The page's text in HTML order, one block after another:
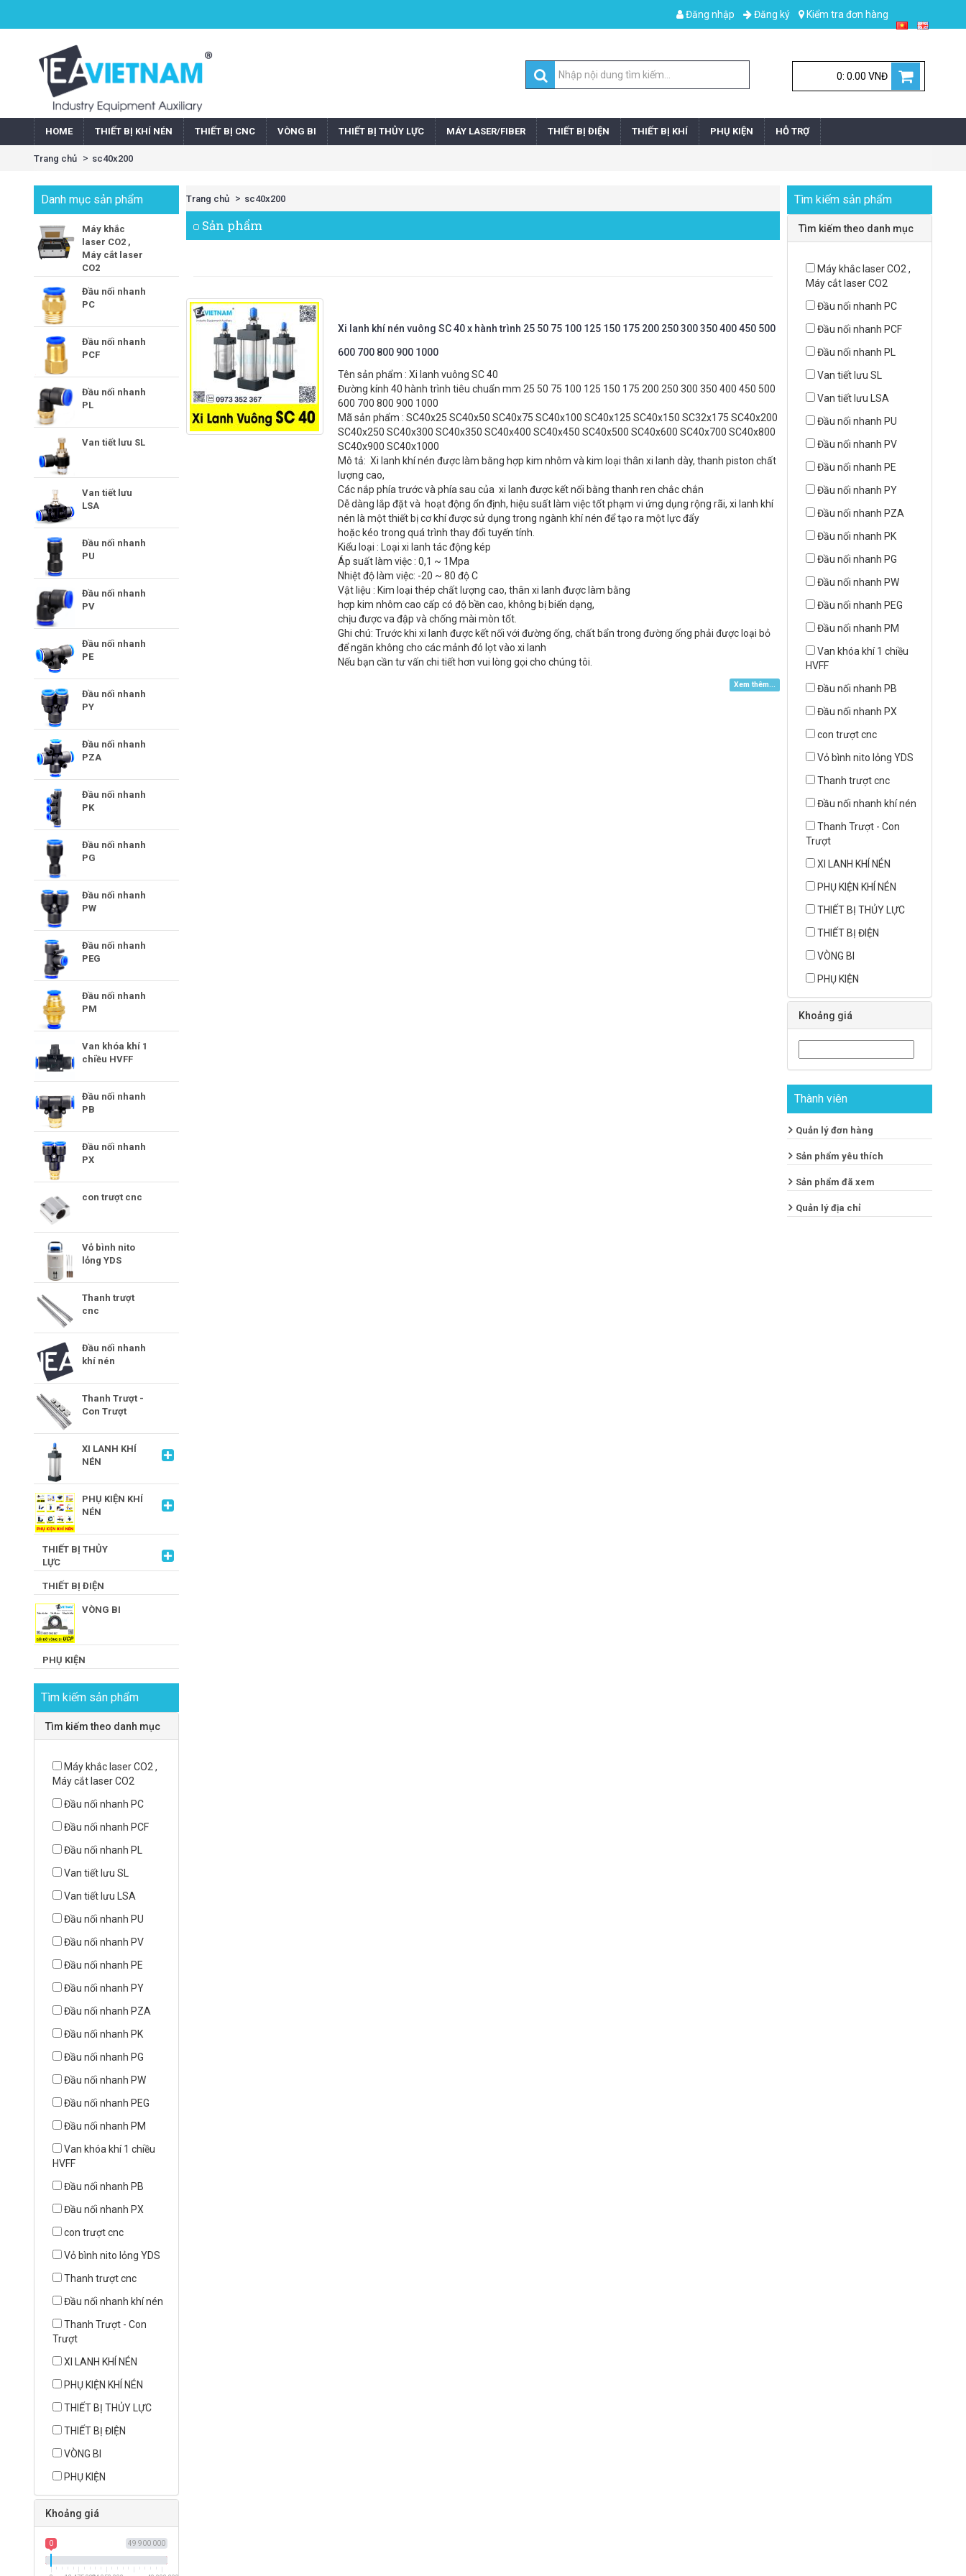
Kiểm tra đơn hàng
Đăng ký
Đăng nhập
0: 0.00 VNĐ
HOME THIẾT BỊ KHÍ NÉN THIẾT BỊ CNC VÒNG BI THIẾT BỊ THỦY LỰC MÁY LASER/FIBER THIẾT BỊ ĐIỆN THIẾT BỊ KHÍ PHỤ KIỆN HỖ TRỢ
Trang chủ sc40x200
Danh mục sản phẩm
Máy khắc
laser CO2 ,
Máy cắt laser
CO2
Đầu nối nhanh
PC
Đầu nối nhanh
PCF
Đầu nối nhanh
PL
Van tiết lưu SL
Van tiết lưu
LSA
Đầu nối nhanh
PU
Đầu nối nhanh
PV
Đầu nối nhanh
PE
Đầu nối nhanh
PY
Đầu nối nhanh
PZA
Đầu nối nhanh
PK
Đầu nối nhanh
PG
Đầu nối nhanh
PW
Đầu nối nhanh
PEG
Đầu nối nhanh
PM
Van khóa khí 1
chiều HVFF
Đầu nối nhanh
PB
Đầu nối nhanh
PX
con trượt cnc
Vỏ bình nito
lỏng YDS
Thanh trượt
cnc
Đầu nối nhanh
khí nén
Thanh Trượt -
Con Trượt
XI LANH KHÍ
NÉN
PHỤ KIỆN KHÍ
NÉN
THIẾT BỊ THỦY
LỰC
THIẾT BỊ ĐIỆN
VÒNG BI
PHỤ KIỆN
Tìm kiếm sản phẩm
Tìm kiếm theo danh mục
Máy khắc laser CO2 ,
Máy cắt laser CO2
Đầu nối nhanh PC
Đầu nối nhanh PCF
Đầu nối nhanh PL
Van tiết lưu SL
Van tiết lưu LSA
Đầu nối nhanh PU
Đầu nối nhanh PV
Đầu nối nhanh PE
Đầu nối nhanh PY
Đầu nối nhanh PZA
Đầu nối nhanh PK
Đầu nối nhanh PG
Đầu nối nhanh PW
Đầu nối nhanh PEG
Đầu nối nhanh PM
Van khóa khí 1 chiều
HVFF
Đầu nối nhanh PB
Đầu nối nhanh PX
con trượt cnc
Vỏ bình nito lỏng YDS
Thanh trượt cnc
Đầu nối nhanh khí nén
Thanh Trượt - Con
Trượt
XI LANH KHÍ NÉN
PHỤ KIỆN KHÍ NÉN
THIẾT BỊ THỦY LỰC
THIẾT BỊ ĐIỆN
VÒNG BI
PHỤ KIỆN
Khoảng giá
49 900 000
0
Trang chủ sc40x200
Sản phẩm
Xi lanh khí nén vuông SC 40 x hành trình 25 50 75 100 125 150 175 200 250 300 350 400 450 500
600 700 800 900 1000
Tên sản phẩm : Xi lanh vuông SC 40
Đường kính 40 hành trình tiêu chuẩn mm 25 50 75 100 125 150 175 200 250 300 350 400 450 500
600 700 800 900 1000
Mã sản phẩm : SC40x25 SC40x50 SC40x75 SC40x100 SC40x125 SC40x150 SC32x175 SC40x200
SC40x250 SC40x300 SC40x350 SC40x400 SC40x450 SC40x500 SC40x600 SC40x700 SC40x800
SC40x900 SC40x1000
Mô tả: Xi lanh khí nén được làm bằng hợp kim nhôm và kim loại thân xi lanh dày, thanh piston chất
lượng cao,
Các nắp phía trước và phía sau của xi lanh được kết nối bằng thanh ren chắc chắn
Dễ dàng lắp đặt và hoạt động ổn định, hiệu suất làm việc tốt phạm vi ứng dụng rộng rãi, xi lanh khí
nén là một thiết bị cơ khí được sử dụng trong ngành khí nén để tạo ra một lực đẩy
hoặc kéo trong quá trình thay đổi tuyến tính.
Kiểu loại : Loại xi lanh tác động kép
Áp suất làm việc : 0,1 ~ 1Mpa
Nhiệt độ làm việc: -20 ~ 80 độ C
Vật liệu : Kim loại thép chất lượng cao, thân xi lanh được làm bằng
hợp kim nhôm cao cấp có độ bền cao, không bị biến dạng,
chịu được va đập và chống mài mòn tốt.
Ghi chú: Trước khi xi lanh được kết nối với đường ống, chất bẩn trong đường ống phải được loại bỏ
để ngăn không cho các mảnh đó lọt vào xi lanh
Nếu bạn cần tư vấn chi tiết hơn vui lòng gọi cho chúng tôi.
Xem thêm...
Tìm kiếm sản phẩm
Tìm kiếm theo danh mục
Máy khắc laser CO2 ,
Máy cắt laser CO2
Đầu nối nhanh PC
Đầu nối nhanh PCF
Đầu nối nhanh PL
Van tiết lưu SL
Van tiết lưu LSA
Đầu nối nhanh PU
Đầu nối nhanh PV
Đầu nối nhanh PE
Đầu nối nhanh PY
Đầu nối nhanh PZA
Đầu nối nhanh PK
Đầu nối nhanh PG
Đầu nối nhanh PW
Đầu nối nhanh PEG
Đầu nối nhanh PM
Van khóa khí 1 chiều
HVFF
Đầu nối nhanh PB
Đầu nối nhanh PX
con trượt cnc
Vỏ bình nito lỏng YDS
Thanh trượt cnc
Đầu nối nhanh khí nén
Thanh Trượt - Con
Trượt
XI LANH KHÍ NÉN
PHỤ KIỆN KHÍ NÉN
THIẾT BỊ THỦY LỰC
THIẾT BỊ ĐIỆN
VÒNG BI
PHỤ KIỆN
Khoảng giá
Thành viên
Quản lý đơn hàng
Sản phẩm yêu thích
Sản phẩm đã xem
Quản lý địa chỉ